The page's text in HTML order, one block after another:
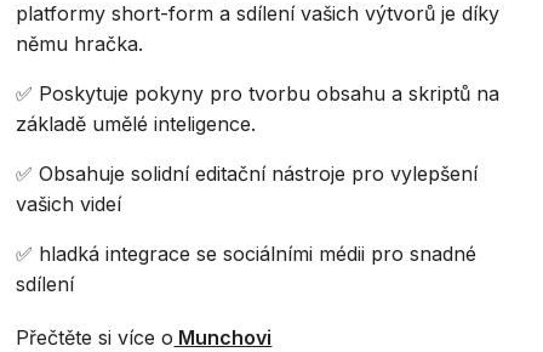
platformy short-form a sdílení vašich výtvorů je díky
němu hračka.
✅ Poskytuje pokyny pro tvorbu obsahu a skriptů na
základě umělé inteligence.
✅ Obsahuje solidní editační nástroje pro vylepšení
vašich videí
✅ hladká integrace se sociálními médii pro snadné
sdílení
Přečtěte si více o Munchovi‍